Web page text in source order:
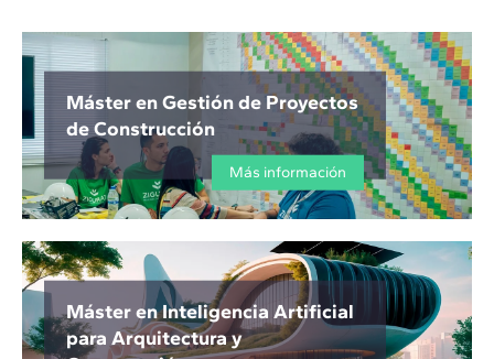
Máster en Gestión de Proyectos
de Construcción
Más información
Máster en Inteligencia Artificial
para Arquitectura y